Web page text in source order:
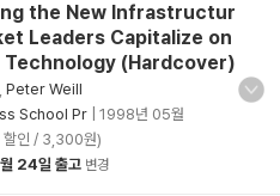
the New Infrastructur
Leaders Capitalize on
(Hardcover)
Peter Weill
School Pr
1998년 05월
할인 / 3,300원)
24일 출고 변경